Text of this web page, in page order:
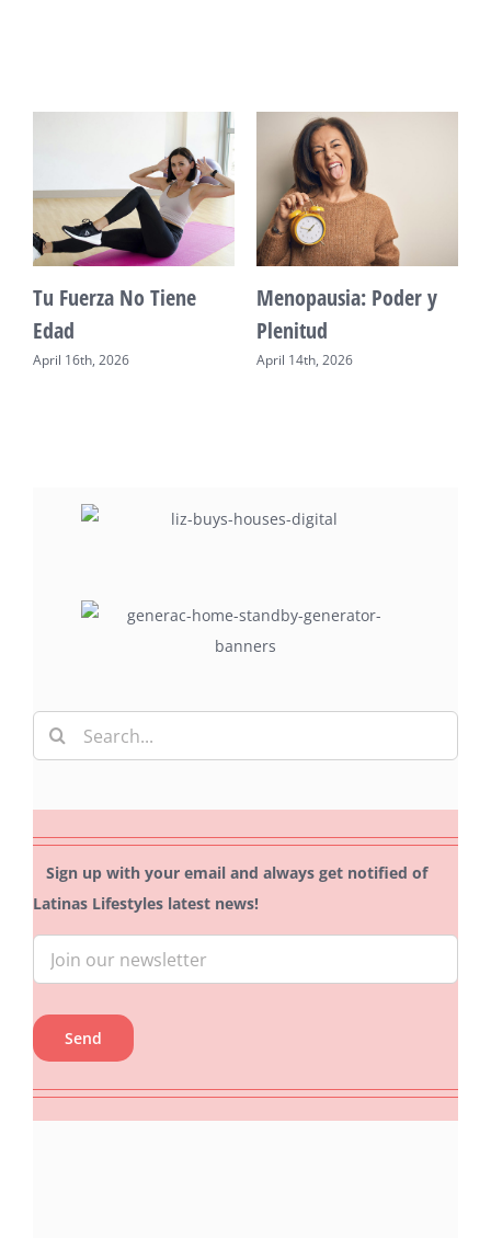
Vitalidad: Agua y
descanso
April 12th, 2026
Mente Plena Poder
Real
April 28th, 2026
Search
for:
Sign up with your email and always get notified of
Latinas Lifestyles latest news!